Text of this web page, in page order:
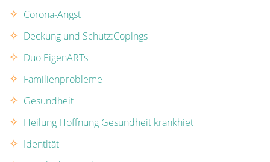
Corona-Angst
Deckung und Schutz:Copings
Duo EigenARTs
Familienprobleme
Gesundheit
Heilung Hoffnung Gesundheit krankhiet
Identität